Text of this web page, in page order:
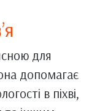
для
допомагає
в піхві,